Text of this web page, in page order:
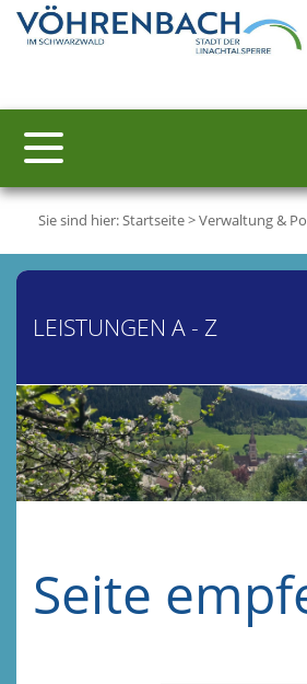
Sie sind hier:Startseite>Verwaltung &
LEISTUNGEN A - Z
Seite